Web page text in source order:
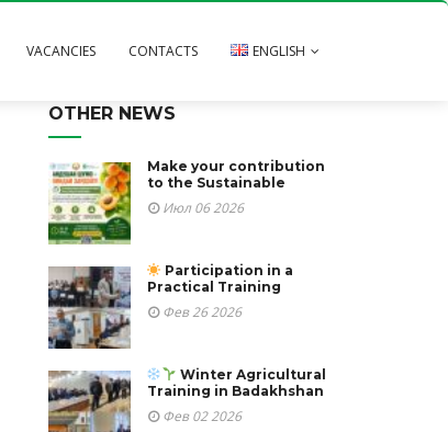
VACANCIES CONTACTS ENGLISH
Тоҷикӣ
OTHER NEWS
Make your contribution
to the Sustainable
Июл 06 2026
Participation in a
Practical Training
Фев 26 2026
Winter Agricultural
Training in Badakhshan
Фев 02 2026